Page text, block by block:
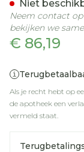
€ 86,19
Als je recht hebt op
de apotheek een
vermeld staat.
Niet
Neem contact
bekijken we